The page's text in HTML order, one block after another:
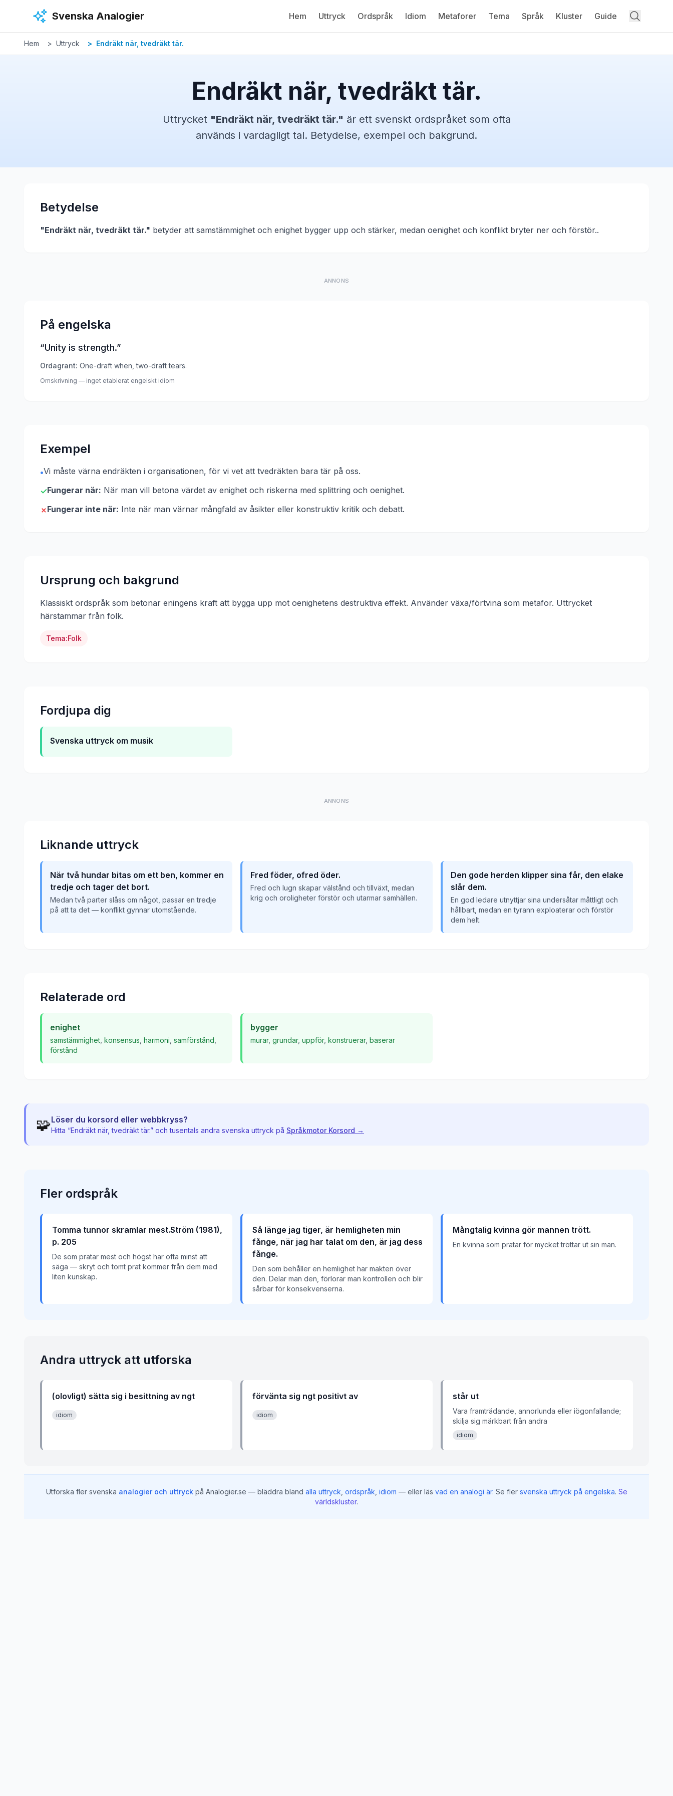
Svenska Analogier Hem Uttryck Ordspråk Idiom Metaforer Tema Språk Kluster Guide
Hem Uttryck Endräkt när, tvedräkt tär.
Endräkt när, tvedräkt tär.
Uttrycket "Endräkt när, tvedräkt tär." är ett svenskt ordspråket som ofta
används i vardagligt tal. Betydelse, exempel och bakgrund.
Betydelse
"Endräkt när, tvedräkt tär." betyder att samstämmighet och enighet bygger upp och stärker, medan oenighet och konflikt bryter ner och förstör..
ANNONS
På engelska
“Unity is strength.”
Ordagrant: One-draft when, two-draft tears.
Omskrivning — inget etablerat engelskt idiom
Exempel
•Vi måste värna endräkten i organisationen, för vi vet att tvedräkten bara tär på oss.
✓Fungerar när: När man vill betona värdet av enighet och riskerna med splittring och oenighet.
✗Fungerar inte när: Inte när man värnar mångfald av åsikter eller konstruktiv kritik och debatt.
Ursprung och bakgrund
Klassiskt ordspråk som betonar eningens kraft att bygga upp mot oenighetens destruktiva effekt. Använder växa/förtvina som metafor. Uttrycket
härstammar från folk.
Tema:Folk
Fordjupa dig
Svenska uttryck om musik
ANNONS
Liknande uttryck
När två hundar bitas om ett ben, kommer en
tredje och tager det bort.
Medan två parter slåss om något, passar en tredje
på att ta det — konflikt gynnar utomstående.
Fred föder, ofred öder.
Fred och lugn skapar välstånd och tillväxt, medan
krig och oroligheter förstör och utarmar samhällen.
Den gode herden klipper sina får, den elake
slår dem.
En god ledare utnyttjar sina undersåtar måttligt och
hållbart, medan en tyrann exploaterar och förstör
dem helt.
Relaterade ord
enighet
samstämmighet konsensus harmoni samförstånd
förstånd
bygger
murar, grundar, uppför, konstruerar, baserar
🧩Löser du korsord eller webbkryss?
Hitta “Endräkt när, tvedräkt tär.” och tusentals andra svenska uttryck på Språkmotor Korsord →
Fler ordspråk
Tomma tunnor skramlar mest.Ström (1981),
p. 205
De som pratar mest och högst har ofta minst att
säga — skryt och tomt prat kommer från dem med
liten kunskap.
Så länge jag tiger, är hemligheten min
fånge, när jag har talat om den, är jag dess
fånge.
Den som behåller en hemlighet har makten över
den. Delar man den, förlorar man kontrollen och blir
sårbar för konsekvenserna.
Mångtalig kvinna gör mannen trött.
En kvinna som pratar för mycket tröttar ut sin man.
Andra uttryck att utforska
(olovligt) sätta sig i besittning av ngt
idiom
förvänta sig ngt positivt av
idiom
står ut
Vara framträdande, annorlunda eller iögonfallande;
skilja sig märkbart från andra
idiom
Utforska fler svenska analogier och uttryck på Analogier.se — bläddra bland alla uttryck ordspråk idiom — eller läs vad en analogi är. Se fler svenska uttryck på engelska. Se
världskluster.